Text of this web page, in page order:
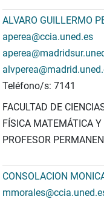
ALVARO GUILLERMO
aperea@ccia.uned.es
Teléfono/s: 7141
FACULTAD DE
FÍSICA MATEMÁTICA Y
PROFESOR
CONSOLACION